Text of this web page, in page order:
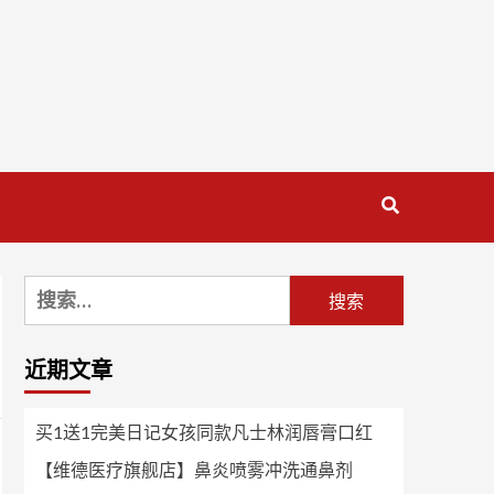
搜
索：
近期文章
买1送1完美日记女孩同款凡士林润唇膏口红
【维德医疗旗舰店】鼻炎喷雾冲洗通鼻剂